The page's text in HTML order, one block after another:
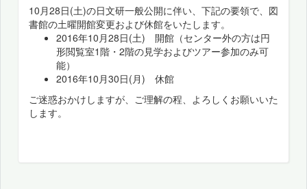
10月28日(土)の日文研一般公開に伴い、下記の要領で、図
書館の土曜開館変更および休館をいたします。
2016年10月28日(土) 開館（センター外の方は円
形閲覧室1階・2階の見学およびツアー参加のみ可
能）
2016年10月30日(月) 休館
ご迷惑おかけしますが、ご理解の程、よろしくお願いいた
します。